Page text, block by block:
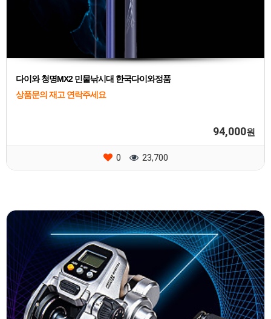
다이와 청명MX2 민물낚시대 한국다이와정품
상품문의 재고 연락주세요
94,000원
0 23,700